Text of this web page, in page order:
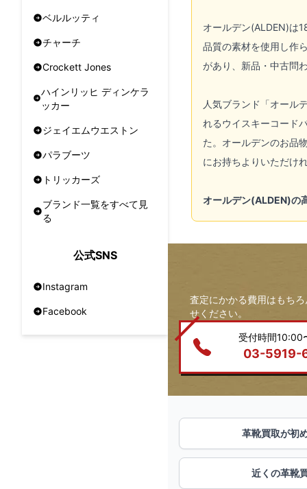
ベルルッティ
チャーチ
Crockett Jones
ハインリッヒ ディンケラ
ッカー
ジェイエムウエストン
パラブーツ
トリッカーズ
ブランド一覧をすべて見
る
公式SNS
Instagram
Facebook
オールデン(ALDEN)は
品質の素材を使用し作
があり、新品・中古問
人気ブランド「オール
れるウイスキーコード
た。オールデンのお品
にお持ちよりいただけ
オールデン(ALDEN)の
査定にかかる費用はもち
せください。
受付時間10:00
03-5919-
革靴買取が初
近くの革靴